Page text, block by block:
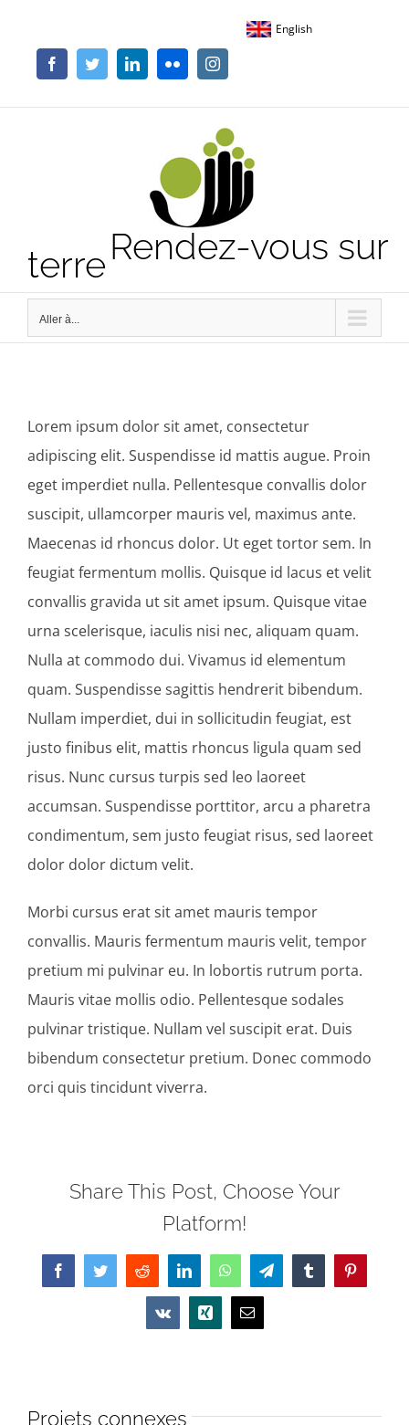
contenu
English
FacebookTwitterLinkedInFlickr Instagram
Rendez-vous sur
terre
Aller à...
Lorem ipsum dolor sit amet, consectetur
adipiscing elit. Suspendisse id mattis augue. Proin
eget imperdiet nulla. Pellentesque convallis dolor
suscipit, ullamcorper mauris vel, maximus ante.
Maecenas id rhoncus dolor. Ut eget tortor sem. In
feugiat fermentum mollis. Quisque id lacus et velit
convallis gravida ut sit amet ipsum. Quisque vitae
urna scelerisque, iaculis nisi nec, aliquam quam.
Nulla at commodo dui. Vivamus id elementum
quam. Suspendisse sagittis hendrerit bibendum.
Nullam imperdiet, dui in sollicitudin feugiat, est
justo finibus elit, mattis rhoncus ligula quam sed
risus. Nunc cursus turpis sed leo laoreet
accumsan. Suspendisse porttitor, arcu a pharetra
condimentum, sem justo feugiat risus, sed laoreet
dolor dolor dictum velit.
Morbi cursus erat sit amet mauris tempor
convallis. Mauris fermentum mauris velit, tempor
pretium mi pulvinar eu. In lobortis rutrum porta.
Mauris vitae mollis odio. Pellentesque sodales
pulvinar tristique. Nullam vel suscipit erat. Duis
bibendum consectetur pretium. Donec commodo
orci quis tincidunt viverra.
Share This Post, Choose Your
Platform!
FacebookTwitterReddit LinkedInWhatsAppTelegramTumblrPinterest
Vk Xing Email
Projets connexes